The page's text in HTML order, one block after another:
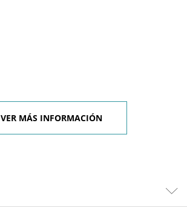
VER MÁS INFORMACIÓN